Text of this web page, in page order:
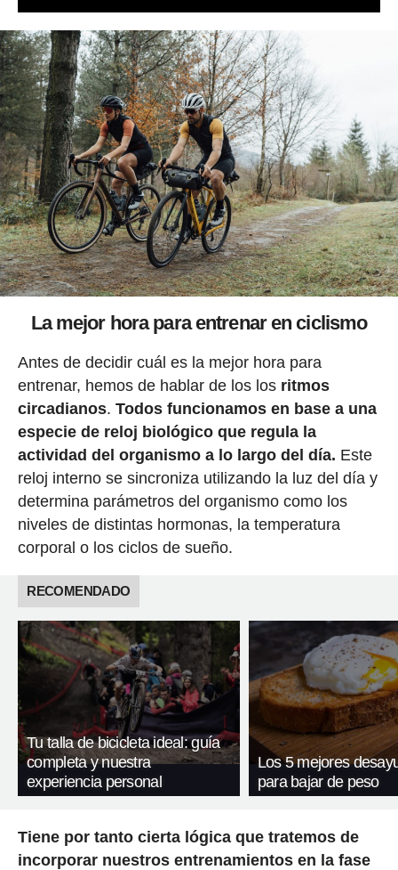
La mejor hora para entrenar en ciclismo
Antes de decidir cuál es la mejor hora para
entrenar, hemos de hablar de los losritmos
circadianos. Todos funcionamos en base a una
especie de reloj biológico que regula la
actividad del organismo a lo largo del día. Este
reloj interno se sincroniza utilizando la luz del día y
determina parámetros del organismo como los
niveles de distintas hormonas, la temperatura
corporal o los ciclos de sueño.
RECOMENDADO
Tu talla de bicicleta ideal: guía
completa y nuestra
experiencia personal
Los 5 mejores
para bajar de peso
Tiene por tanto cierta lógica que tratemos de
incorporar nuestros entrenamientos en la fase